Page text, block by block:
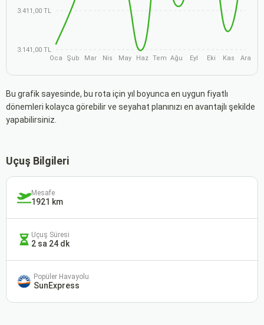
3.411,00 TL
3.141,00 TL
Oca
Şub Mar Nis May Haz Tem Ağu Eyl Eki Kas Ara
Bu grafik sayesinde, bu rota için yıl boyunca en uygun fiyatlı
dönemleri kolayca görebilir ve seyahat planınızı en avantajlı şekilde
yapabilirsiniz.
Uçuş Bilgileri
Mesafe
1921 km
Uçuş Süresi
2 sa 24 dk
Popüler Havayolu
SunExpress